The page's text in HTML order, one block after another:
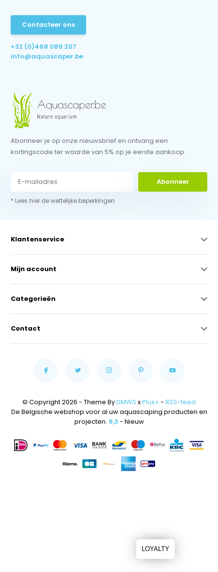
Contacteer ons
+32 (0)468 089 207
info@aquascaper.be
Abonneer je op onze nieuwsbrief en ontvang een
kortingscode ter waarde van 5% op je eerste aankoop.
Abonneer
* Lees hier de wettelijke beperkingen
Klantenservice
Mijn account
Categorieën
Contact
© Copyright 2026 - Theme ByDMWS xPlus+ - RSS-feed
De Belgische webshop voor al uw aquascaping producten en
projecten. 9,3 - Nieuw
LOYALTY